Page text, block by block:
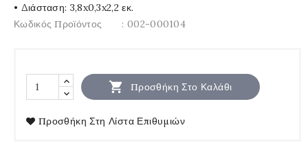
• Διάσταση: 3,8x0,3x2,2 εκ.
Κωδικός Προϊόντος
: 002-000104
 Προσθήκη Στο Καλάθι
Προσθήκη Στη Λίστα Επιθυμιών